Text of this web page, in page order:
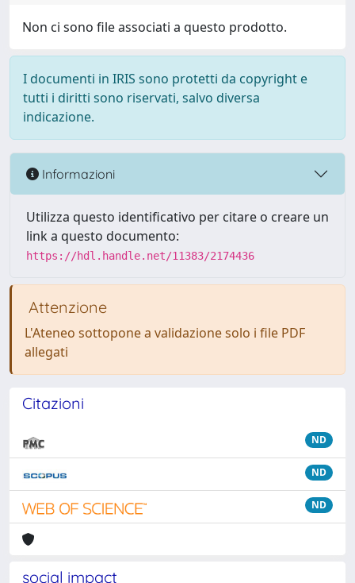
Non ci sono file associati a questo prodotto.
I documenti in IRIS sono protetti da copyright e
tutti i diritti sono riservati, salvo diversa
indicazione.
Informazioni
Utilizza questo identificativo per citare o creare un
link a questo documento:
https://hdl.handle.net/11383/2174436
Attenzione
L'Ateneo sottopone a validazione solo i file PDF
allegati
Citazioni
ND
ND
ND
social impact